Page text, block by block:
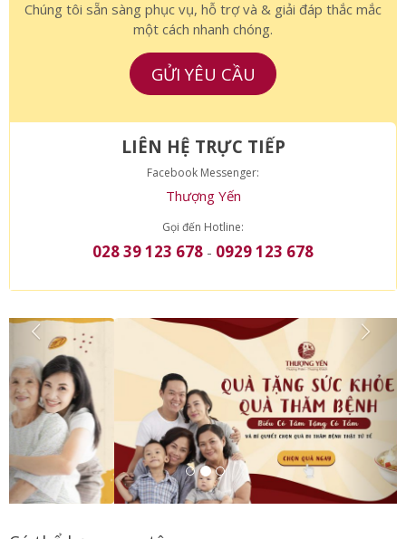
TƯ VẤN MIỄN PHÍ
Chúng tôi sẵn sàng phục vụ, hỗ trợ và & giải đáp thắc mắc
một cách nhanh chóng.
GỬI YÊU CẦU
LIÊN HỆ TRỰC TIẾP
Facebook Messenger:
Thượng Yến